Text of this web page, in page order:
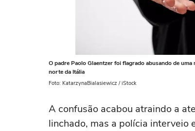
O padre Paolo Glaentzer foi flagrado abusando de
norte da Itália
Foto: KatarzynaBialasiewicz / iStock
A confusão acabou atraindo a
linchado, mas a polícia interveio